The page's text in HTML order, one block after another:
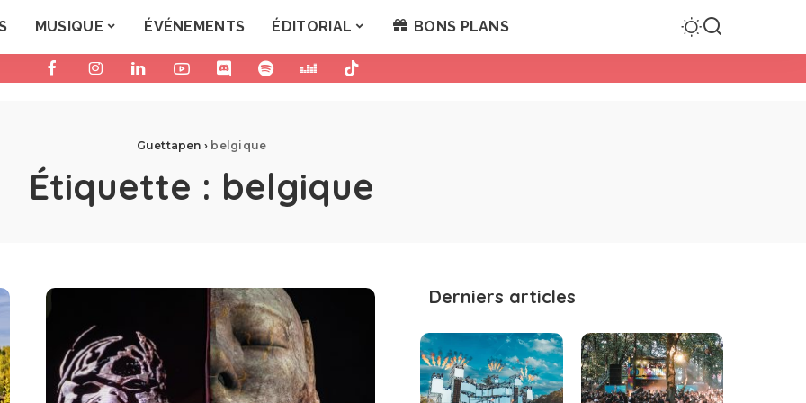
MUSIQUE ÉVÉNEMENTS ÉDITORIAL BONS PLANS
Guettapen › belgique
Étiquette : belgique
Derniers articles